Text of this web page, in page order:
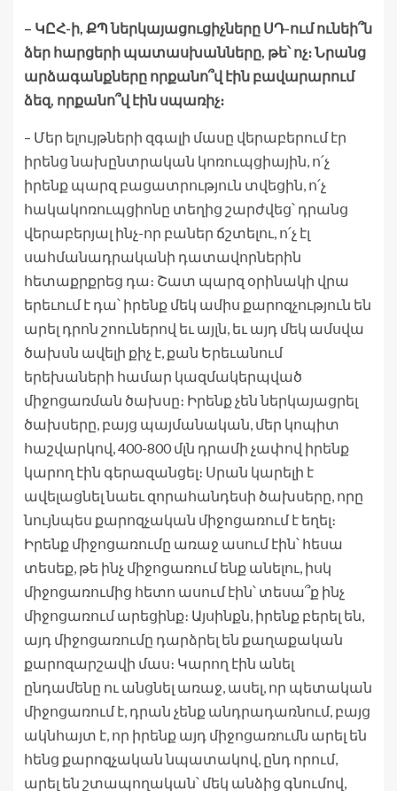
– ԿԸՀ-ի, ՔՊ ներկայացուցիչները ՍԴ-ում ունեի՞ն
ձեր հարցերի պատասխանները, թե՝ ոչ։ Նրանց
արձագանքները որքանո՞վ էին բավարարում
ձեզ, որքանո՞վ էին սպառիչ։
– Մեր ելույթների զգալի մասը վերաբերում էր
իրենց նախընտրական կոռուպցիային, ո՛չ
իրենք պարզ բացատրություն տվեցին, ո՛չ
հակակոռուպցիոնը տեղից շարժվեց՝ դրանց
վերաբերյալ ինչ-որ բաներ ճշտելու, ո՛չ էլ
սահմանադրականի դատավորներին
հետաքրքրեց դա։ Շատ պարզ օրինակի վրա
երեւում է դա՝ իրենք մեկ ամիս քարոզչություն են
արել դրոն շոուներով եւ այլն, եւ այդ մեկ ամսվա
ծախսն ավելի քիչ է, քան Երեւանում
երեխաների համար կազմակերպված
միջոցառման ծախսը։ Իրենք չեն ներկայացրել
ծախսերը, բայց պայմանական, մեր կոպիտ
հաշվարկով, 400-800 մլն դրամի չափով իրենք
կարող էին գերազանցել։ Սրան կարելի է
ավելացնել նաեւ զորահանդեսի ծախսերը, որը
նույնպես քարոզչական միջոցառում է եղել։
Իրենք միջոցառումը առաջ ասում էին՝ հեսա
տեսեք, թե ինչ միջոցառում ենք անելու, իսկ
միջոցառումից հետո ասում էին՝ տեսա՞ք ինչ
միջոցառում արեցինք։ Այսինքն, իրենք բերել են,
այդ միջոցառումը դարձրել են քաղաքական
քարոզարշավի մաս։ Կարող էին անել
ընդամենը ու անցնել առաջ, ասել, որ պետական
միջոցառում է, դրան չենք անդրադառնում, բայց
ակնհայտ է, որ իրենք այդ միջոցառումն արել են
հենց քարոզչական նպատակով, ընդ որում,
արել են շտապողական՝ մեկ անձից գնումով,